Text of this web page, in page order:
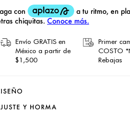
Envío GRATIS en
México a partir de
$1,500
Primer
COSTO
Rebajas
Y HORMA